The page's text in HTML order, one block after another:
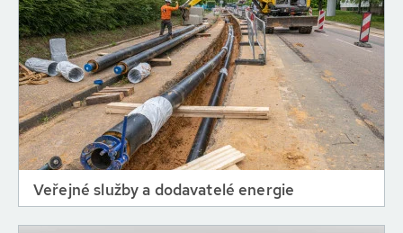
Veřejné služby a dodavatelé energie